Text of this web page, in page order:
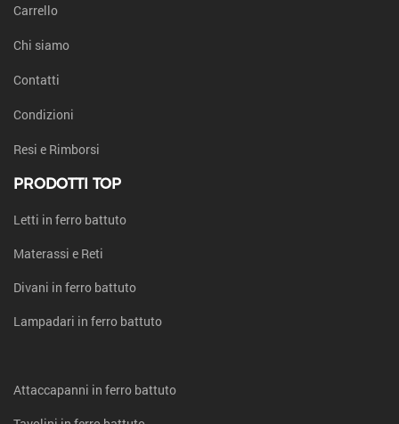
Carrello
Chi siamo
Contatti
Condizioni
Resi e Rimborsi
PRODOTTI TOP
Letti in ferro battuto
Materassi e Reti
Divani in ferro battuto
Lampadari in ferro battuto
Attaccapanni in ferro battuto